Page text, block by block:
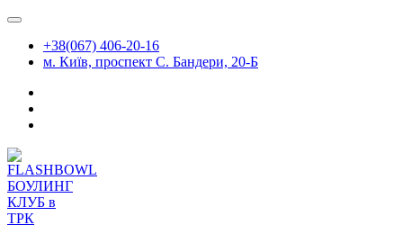
Перейти
содержимому
+38(067) 406-20-16
м. Київ, проспект С. Бандери, 20-Б